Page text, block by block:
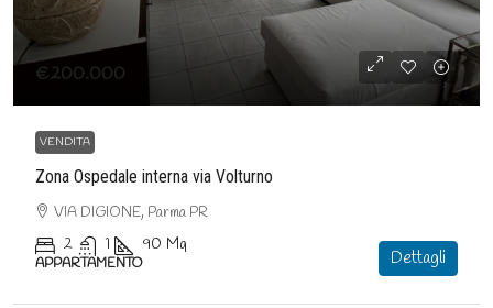
€200.000
VENDITA
Zona Ospedale interna via Volturno
VIA DIGIONE, Parma PR
2 1 90 Mq
APPARTAMENTO Dettagli